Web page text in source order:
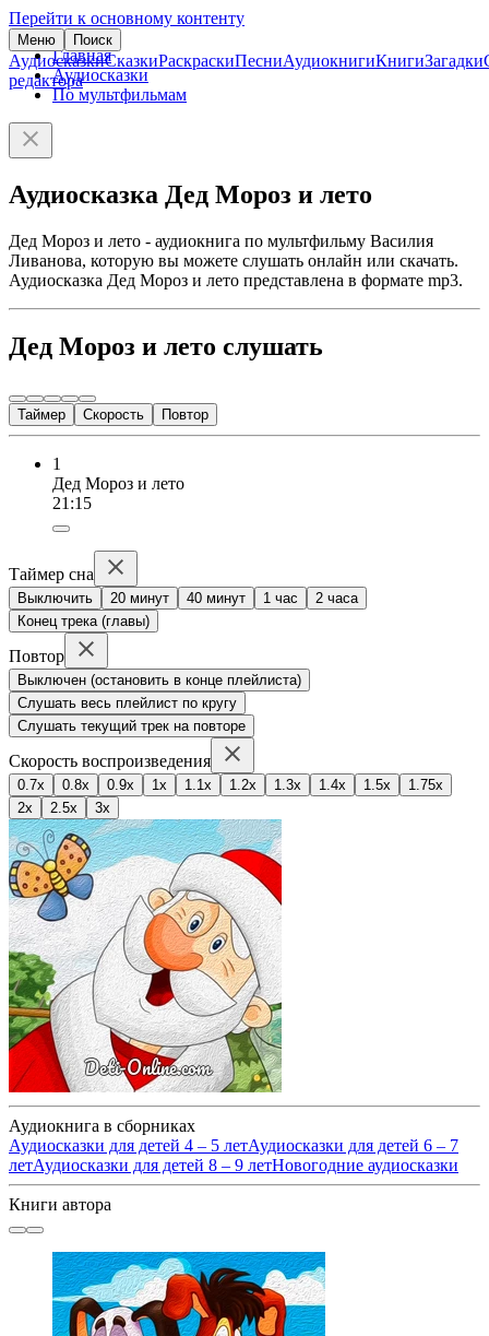
Перейти к основному контенту
Меню Поиск
АудиосказкиСказкиРаскраскиПесниАудиокнигиКнигиЗагадки
редактора
Главная
Аудиосказки
По мультфильмам
Аудиосказка Дед Мороз и лето
Дед Мороз и лето - аудиокнига по мультфильму Василия
Ливанова, которую вы можете слушать онлайн или скачать.
Аудиосказка Дед Мороз и лето представлена в формате mp3.
Дед Мороз и лето слушать
Таймер Скорость Повтор
1
Дед Мороз и лето
21:15
Таймер сна
Выключить 20 минут 40 минут 1 час
2 часа
Конец трека (главы)
Повтор
Выключен (остановить в конце плейлиста)
Слушать весь плейлист по кругу
Слушать текущий трек на повторе
Скорость воспроизведения
0.7x 0.8x 0.9x 1x 1.1x 1.2x 1.3x 1.4x 1.5x
1.75x
2x
2.5x 3x
Аудиокнига в сборниках
Аудиосказки для детей 4 – 5 летАудиосказки для детей 6 – 7
летАудиосказки для детей 8 – 9 летНовогодние аудиосказки
Книги автора